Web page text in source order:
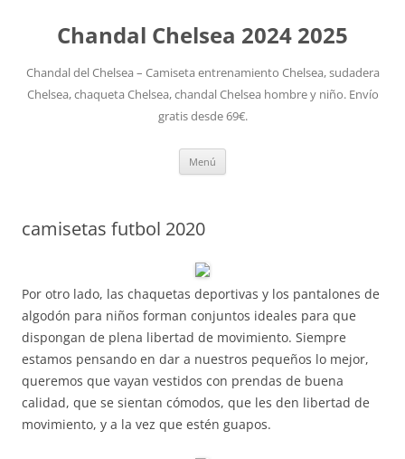
Chandal Chelsea 2024 2025
Chandal del Chelsea – Camiseta entrenamiento Chelsea, sudadera
Chelsea, chaqueta Chelsea, chandal Chelsea hombre y niño. Envío
gratis desde 69€.
Menú
camisetas futbol 2020
Por otro lado, las chaquetas deportivas y los pantalones de
algodón para niños forman conjuntos ideales para que
dispongan de plena libertad de movimiento. Siempre
estamos pensando en dar a nuestros pequeños lo mejor,
queremos que vayan vestidos con prendas de buena
calidad, que se sientan cómodos, que les den libertad de
movimiento, y a la vez que estén guapos.